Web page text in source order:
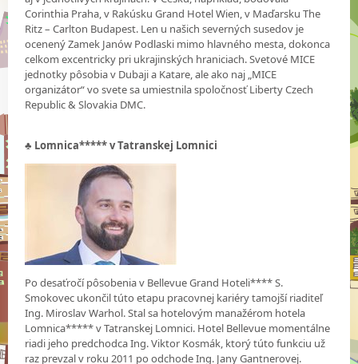
Corinthia Praha, v Rakúsku Grand Hotel Wien, v Maďarsku The
Ritz – Carlton Budapest. Len u našich severných susedov je
ocenený Zamek Janów Podlaski mimo hlavného mesta, dokonca
celkom excentricky pri ukrajinských hraniciach. Svetové MICE
jednotky pôsobia v Dubaji a Katare, ale ako naj „MICE
organizátor“ vo svete sa umiestnila spoločnosť Liberty Czech
Republic & Slovakia DMC.
♣ Lomnica***** v Tatranskej Lomnici
Po desaťročí pôsobenia v Bellevue Grand Hoteli**** S.
Smokovec ukončil túto etapu pracovnej kariéry tamojší riaditeľ
Ing. Miroslav Warhol. Stal sa hotelovým manažérom hotela
Lomnica***** v Tatranskej Lomnici. Hotel Bellevue momentálne
riadi jeho predchodca Ing. Viktor Kosmák, ktorý túto funkciu už
raz prevzal v roku 2011 po odchode Ing. Jany Gantnerovej.